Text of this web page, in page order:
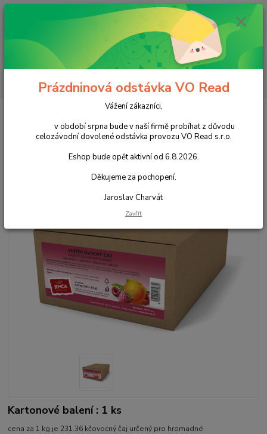
Po - Pá 8 - 14h
ks
za 0,00 Kč
Čaje porcované Jemča čaj Ovocný Viatex 10x50g
Jemča čaj Ovocný Viatex 10x50g
Kartonové balení : 1 ks
cena za 1 kg je 231.36 kčovocný čaj určený pro hromadné
Prázdninová odstávka VO Read
Vážení zákazníci,
v období srpna bude v naší firmě probíhat z důvodu
celozávodní dovolené odstávka provozu VO Read s.r.o.
Eshop bude opět aktivní od 6.8.2026.
Děkujeme za pochopení.
Jaroslav Charvát
Zavřít